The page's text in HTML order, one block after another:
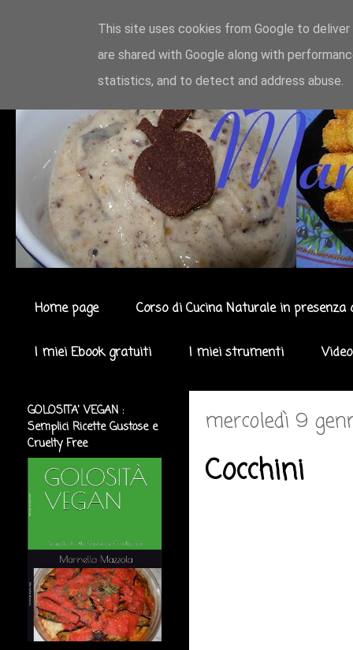
Home page Corso di Cucina Naturale in presenza
I miei Ebook gratuiti I miei strumenti
mercoledì 9
Cocchini
GOLOSITA' VEGAN :
Semplici Ricette Gustose e
Cruelty Free
This site uses cookies from Google to
are shared with Google along with
statistics, and to detect and address abuse.